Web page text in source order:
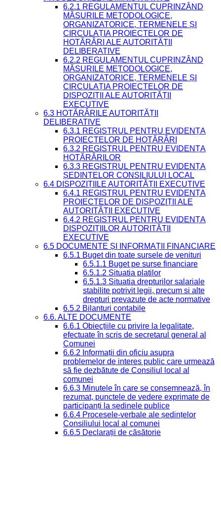
6.2.1 REGULAMENTUL CUPRINZÂND
MĂSURILE METODOLOGICE,
ORGANIZATORICE, TERMENELE ȘI
CIRCULAȚIA PROIECTELOR DE
HOTĂRÂRI ALE AUTORITĂȚII
DELIBERATIVE
6.2.2 REGULAMENTUL CUPRINZÂND
MĂSURILE METODOLOGICE,
ORGANIZATORICE, TERMENELE ȘI
CIRCULAȚIA PROIECTELOR DE
DISPOZIȚII ALE AUTORITĂȚII
EXECUTIVE
6.3 HOTĂRÂRILE AUTORITĂȚII
DELIBERATIVE
6.3.1 REGISTRUL PENTRU EVIDENȚA
PROIECTELOR DE HOTĂRÂRI
6.3.2 REGISTRUL PENTRU EVIDENȚA
HOTĂRÂRILOR
6.3.3 REGISTRUL PENTRU EVIDENȚA
ȘEDINȚELOR CONSILIULUI LOCAL
6.4 DISPOZIȚIILE AUTORITĂȚII EXECUTIVE
6.4.1 REGISTRUL PENTRU EVIDENȚA
PROIECTELOR DE DISPOZIȚII ALE
AUTORITĂȚII EXECUTIVE
6.4.2 REGISTRUL PENTRU EVIDENȚA
DISPOZIȚIILOR AUTORITĂȚII
EXECUTIVE
6.5 DOCUMENTE ȘI INFORMAȚII FINANCIARE
6.5.1 Buget din toate sursele de venituri
6.5.1.1 Buget pe surse financiare
6.5.1.2 Situatia platilor
6.5.1.3 Situatia drepturilor salariale
stabilite potrivit legii, precum si alte
drepturi prevazute de acte normative
6.5.2 Bilanturi contabile
6.6. ALTE DOCUMENTE
6.6.1 Obiecțiile cu privire la legalitate,
efectuate în scris de secretarul general al
Comunei
6.6.2 Informații din oficiu asupra
problemelor de interes public care urmează
să fie dezbătute de Consiliul local al
comunei
6.6.3 Minutele în care se consemnează, în
rezumat, punctele de vedere exprimate de
participanți la ședinele publice
6.6.4 Procesele-verbale ale ședințelor
Consiliului local al comunei
6.6.5 Declarații de căsătorie